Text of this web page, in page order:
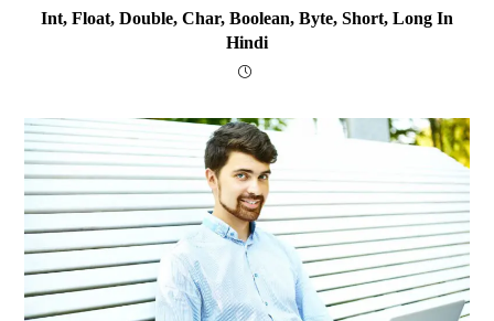
Int, Float, Double, Char, Boolean, Byte, Short, Long In
Hindi